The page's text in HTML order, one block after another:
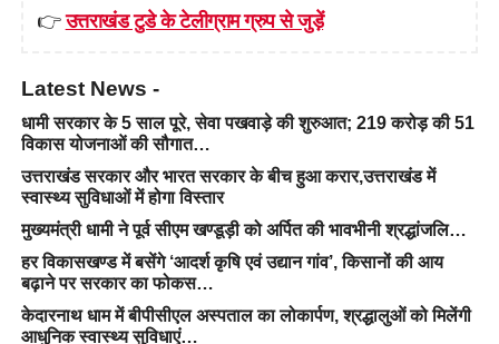
👉उत्तराखंड टुडे के टेलीग्राम ग्रुप से जुड़ें
Latest News -
धामी सरकार के 5 साल पूरे, सेवा पखवाड़े की शुरुआत; 219 करोड़ की 51
विकास योजनाओं की सौगात…
उत्तराखंड सरकार और भारत सरकार के बीच हुआ करार,उत्तराखंड में
स्वास्थ्य सुविधाओं में होगा विस्तार
मुख्यमंत्री धामी ने पूर्व सीएम खण्डूड़ी को अर्पित की भावभीनी श्रद्धांजलि…
हर विकासखण्ड में बसेंगे ‘आदर्श कृषि एवं उद्यान गांव’, किसानों की आय
बढ़ाने पर सरकार का फोकस…
केदारनाथ धाम में बीपीसीएल अस्पताल का लोकार्पण, श्रद्धालुओं को मिलेंगी
आधुनिक स्वास्थ्य सुविधाएं…